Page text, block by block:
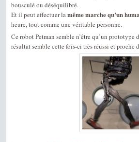
bousculé ou déséquilibré.
Et il peut effectuer lamême marche qu’un
heure, tout comme une véritable personne.
Ce robot Petman semble n’être qu’un
résultat semble cette fois-ci très réussi et